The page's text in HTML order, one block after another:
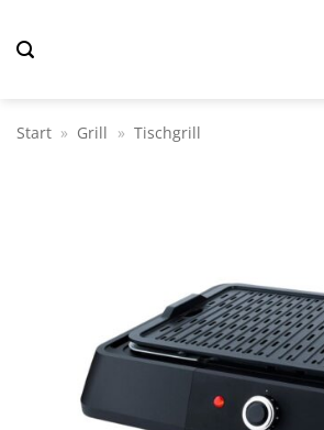
Inhalt
Start » Grill » Tischgrill